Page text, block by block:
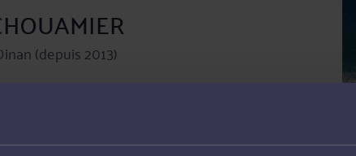
(depuis 2013)
MALO – DINAN est titulaire d’un Master 2
de l’Université Paris V René Descartes (devenue